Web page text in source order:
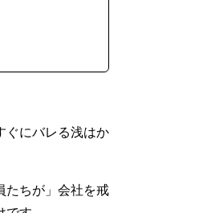
ぐにバレる浅はか
たちが」会社を戒